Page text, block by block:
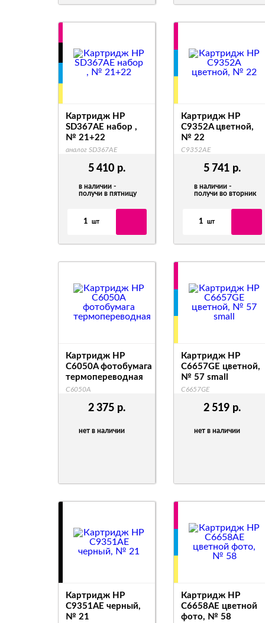
5 410 р.
в наличии -
получи в пятницу
1 шт
Картридж HP
SD367AE набор ,
№ 21+22
аналог SD367AE
5 741 р.
в наличии -
получи во вторник
1 шт
Картридж HP
C9352A цветной,
№ 22
C9352AE
2 375 р.
нет в наличии
Картридж HP
C6050A фотобумага
термопереводная
C6050A
2 519 р.
нет в наличии
Картридж HP
C6657GE цветной,
№ 57 small
C6657GE
Картридж HP
C9351AE черный,
№ 21
Картридж HP
C6658AE цветной
фото, № 58